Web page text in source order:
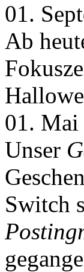
01.
Ab
01. Mai
Unser
Switch